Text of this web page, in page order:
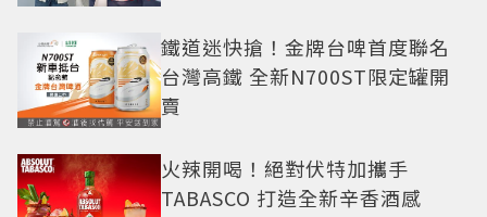
鐵道迷快搶！金牌台啤首度聯名
台灣高鐵 全新N700ST限定罐開
賣
火辣開喝！絕對伏特加攜手
TABASCO 打造全新辛香酒感